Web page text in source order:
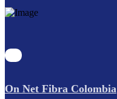
On Net Fibra Colombia